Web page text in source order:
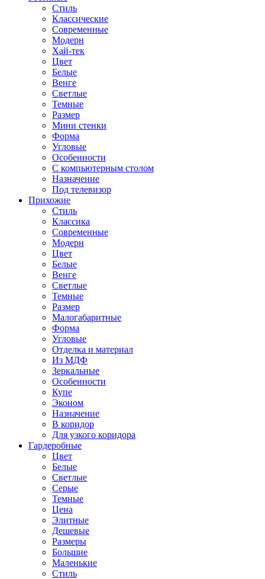
Стиль
Классические
Современные
Модерн
Хай-тек
Цвет
Белые
Венге
Светлые
Темные
Размер
Мини стенки
Форма
Угловые
Особенности
С компьютерным столом
Назначение
Под телевизор
Прихожие
Стиль
Классика
Современные
Модерн
Цвет
Белые
Венге
Светлые
Темные
Размер
Малогабаритные
Форма
Угловые
Отделка и материал
Из МДФ
Зеркальные
Особенности
Купе
Эконом
Назначение
В коридор
Для узкого коридора
Гардеробные
Цвет
Белые
Светлые
Серые
Темные
Цена
Элитные
Дешевые
Размеры
Большие
Маленькие
Стиль